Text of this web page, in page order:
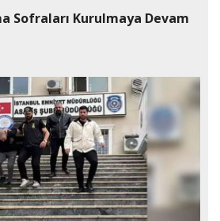
Sofraları Kurulmaya Devam